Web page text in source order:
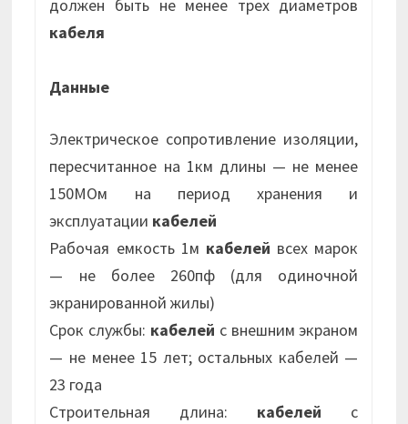
должен быть не менее трех диаметров
кабеля
Данные
Электрическое сопротивление изоляции,
пересчитанное на 1км длины — не менее
150МОм на период хранения и
эксплуатации кабелей
Рабочая емкость 1м кабелей всех марок
— не более 260пф (для одиночной
экранированной жилы)
Срок службы: кабелей с внешним экраном
— не менее 15 лет; остальных кабелей —
23 года
Строительная длина: кабелей с